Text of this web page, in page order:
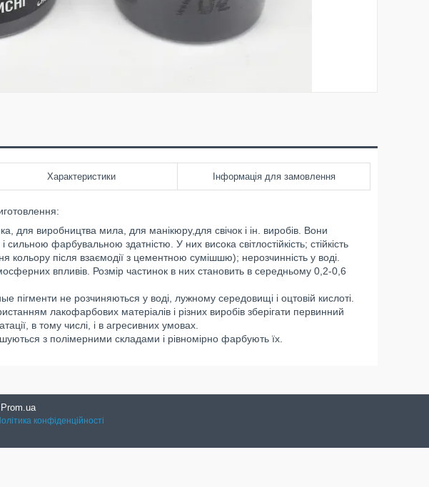
Характеристики Інформація для замовлення
для виробництва мила, для манікюру,для свічок і ін. виробів. Вони
фарбувальною здатністю. У них висока світлостійкість; стійкість
кольору після взаємодії з цементною сумішшю); нерозчинність у воді.
впливів. Розмір частинок в них становить в середньому 0,2-0,6
пігменти не розчиняються у воді, лужному середовищі і оцтовій кислоті.
лакофарбових матеріалів і різних виробів зберігати первинний
в тому числі, і в агресивних умовах.
з полімерними складами і рівномірно фарбують їх.
Prom.ua
конфіденційності